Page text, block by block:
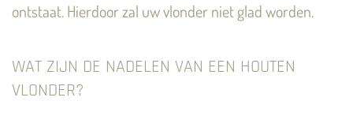
ontstaat. Hierdoor zal uw vlonder niet glad worden.
WAT ZIJN DE NADELEN VAN EEN HOUTEN
VLONDER?